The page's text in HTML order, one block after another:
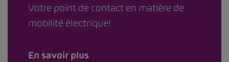
Votre point de contact en matière de
mobilité électrique!
En savoir plus